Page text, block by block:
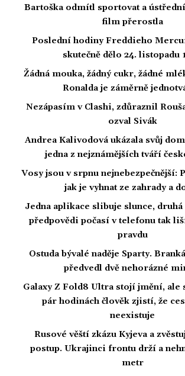
Bartoška odmítl sportovat a
film přerostla
Poslední hodiny Freddieho
skutečně dělo 24. listopadu
Žádná mouka, žádný cukr, žádné
Ronalda je záměrně
Nezápasím v Clashi, zdůraznil
ozval Sivák
Andrea Kalivodová ukázala svůj
jedna z nejznámějších tváří
Vosy jsou v srpnu
jak je vyhnat ze zahrady a
Jedna aplikace slibuje slunce, druhá
předpovědi počasí v telefonu tak
pravdu
Ostuda bývalé naděje Sparty.
předvedl dvě nehorázné
Galaxy Z Fold8 Ultra stojí jmění, ale
pár hodinách člověk zjistí, že
neexistuje
Rusové věští zkázu Kyjeva a
postup. Ukrajinci frontu drží a
metr